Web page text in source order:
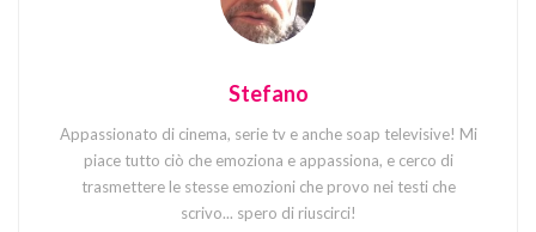
Stefano
Appassionato di cinema, serie tv e anche soap televisive! Mi
piace tutto ciò che emoziona e appassiona, e cerco di
trasmettere le stesse emozioni che provo nei testi che
scrivo... spero di riuscirci!